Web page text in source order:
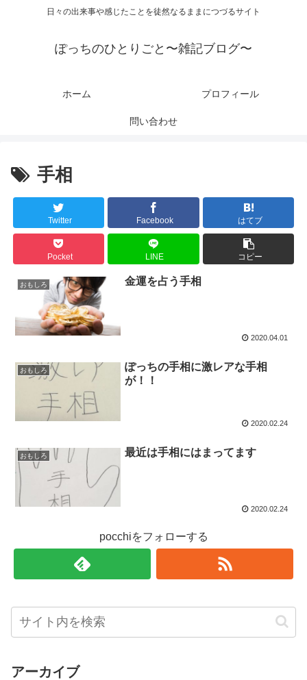
日々の出来事や感じたことを徒然なるままにつづるサイト
ぽっちのひとりごと〜雑記ブログ〜
ホーム プロフィール
問い合わせ
手相
Twitter Facebook はてブ
Pocket LINE コピー
おもしろ 金運を占う手相
2020.04.01
おもしろ
ぽっちの手相に激レアな手相
が！！
2020.02.24
おもしろ 最近は手相にはまってます
2020.02.24
pocchiをフォローする
アーカイブ